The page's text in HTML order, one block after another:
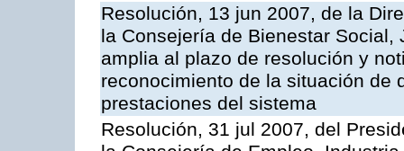
Resolución, 13 jun 2007, de la
la Consejería de Bienestar
amplia al plazo de resolución y
reconocimiento de la situación de
prestaciones del sistema
Resolución, 31 jul 2007, del